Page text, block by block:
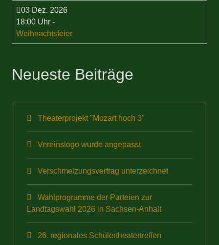
03 Dez. 2026
18:00 Uhr -
Weihnachtsfeier
Neueste Beiträge
Theaterprojekt "Mozart hoch 3"
Vereinslogo wurde angepasst
Verschmelzungsvertrag unterzeichnet
Wahlprogramme der Parteien zur
Landtagswahl 2026 in Sachsen-Anhalt
26. regionales Schülertheatertreffen